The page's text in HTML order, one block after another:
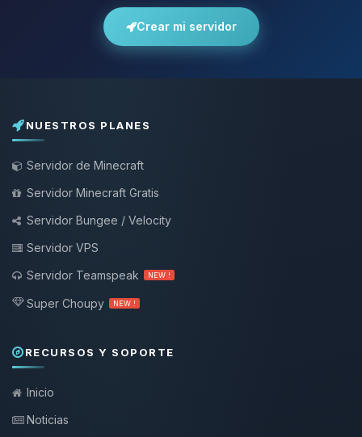
Crear mi servidor
NUESTROS PLANES
Servidor de Minecraft
Servidor Minecraft Gratis
Servidor Bungee / Velocity
Servidor VPS
Servidor Teamspeak
NEW !
Super Choupy NEW !
RECURSOS Y SOPORTE
Inicio
Noticias